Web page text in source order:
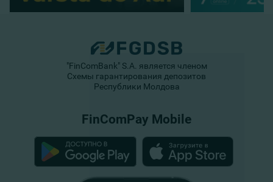
"FinComBank" S.A. является членом
Схемы гарантирования депозитов
Республики Молдова
FinComPay Mobile